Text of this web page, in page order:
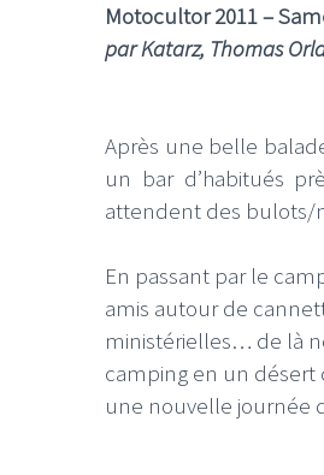
Motocultor 2011 –
par Katarz, Thomas
Après une belle
un bar d’habitués
attendent des bulots/
En passant par le
amis autour de
ministérielles… de là
camping en un
une nouvelle journée